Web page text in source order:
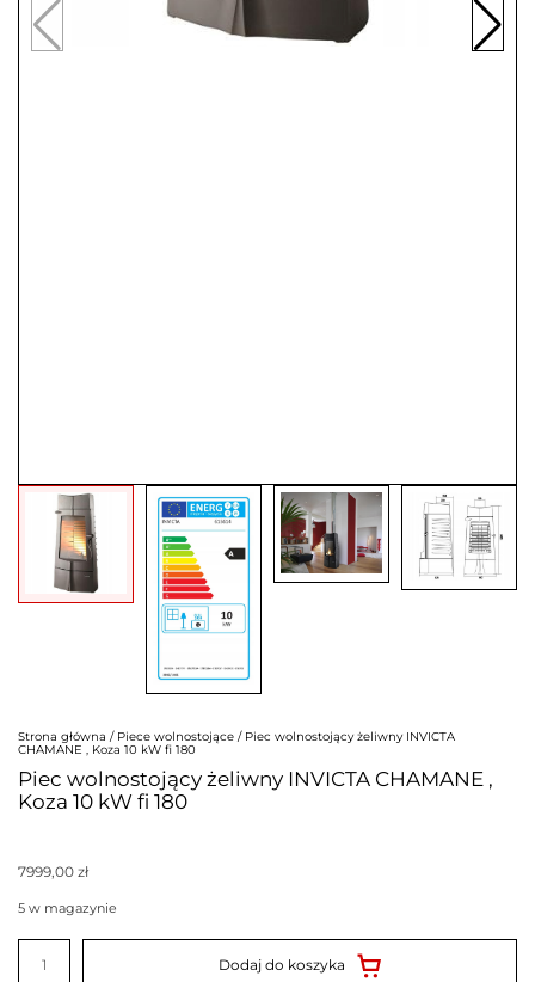
Strona główna / Piece wolnostojące / Piec wolnostojący żeliwny INVICTA
CHAMANE , Koza 10 kW fi 180
Piec wolnostojący żeliwny INVICTA CHAMANE ,
Koza 10 kW fi 180
7999,00 zł
5 w magazynie
ilość
Piec
Dodaj do koszyka